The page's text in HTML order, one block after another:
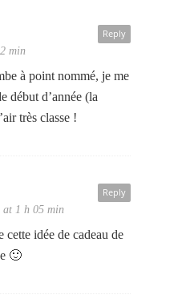
Reply
min
à point nommé, je me
début d’année (la
très classe !
Reply
at 1 h 05 min
cette idée de cadeau de
🙂